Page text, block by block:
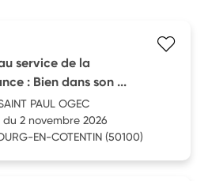
service de la
: Bien dans son ...
PAUL OGEC
2 novembre 2026
EN-COTENTIN (50100)